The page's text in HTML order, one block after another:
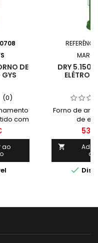
DE
(0)
com
e
parte
230 V -
do
ao
DRY 5.150
Forno de
de
V - 50
eletrodo: 5
do

